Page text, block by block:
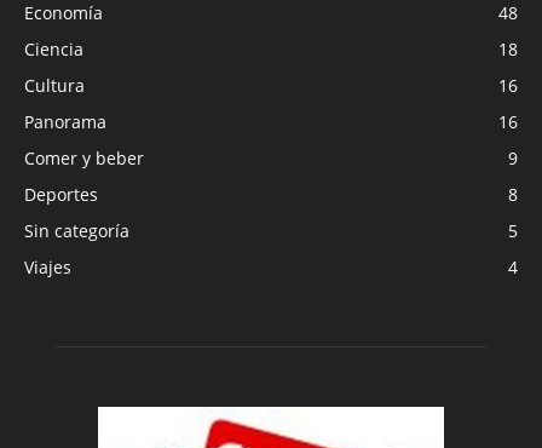
Economía
48
Ciencia
18
Cultura
16
Panorama
16
Comer y beber
9
Deportes
8
Sin categoría
5
Viajes
4